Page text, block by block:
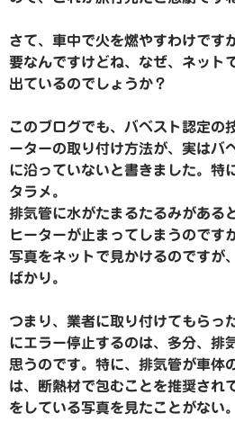
さて、車中で火を燃やすわけです
要なんですけどね、なぜ、ネット
出ているのでしょうか？
このブログでも、バベスト認定の
ーターの取り付け方法が、実はバ
に沿っていないと書きました。特
タラメ。
排気管に水がたまるたるみがある
ヒーターが止まってしまうのです
写真をネットで見かけるのですが
ばかり。
つまり、業者に取り付けてもらっ
にエラー停止するのは、多分、排
思うのです。特に、排気管が車体
は、断熱材で包むことを推奨され
をしている写真を見たことがない。